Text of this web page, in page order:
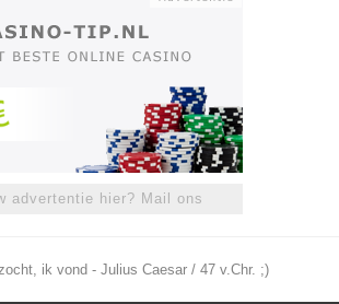
advertentie hier? Mail ons
ik vond - Julius Caesar / 47 v.Chr. ;)